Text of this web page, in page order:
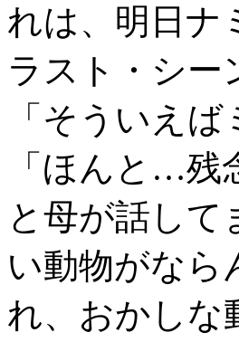
れは、明日ナ
ラスト・シー
「そういえ
「ほんと…残
と母が話し
い動物がな
れ、おかし